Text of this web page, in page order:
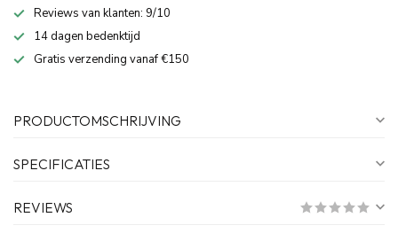
Reviews van klanten: 9/10
14 dagen bedenktijd
Gratis verzending vanaf €150
PRODUCTOMSCHRIJVING
SPECIFICATIES
REVIEWS